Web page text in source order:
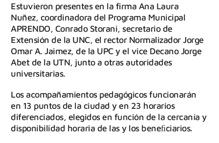
Estuvieron presentes en la firma Ana Laura
Nuñez, coordinadora del Programa Municipal
APRENDO, Conrado Storani, secretario de
Extensión de la UNC, el rector Normalizador Jorge
Omar A. Jaimez, de la UPC y el vice Decano Jorge
Abet de la UTN, junto a otras autoridades
universitarias.
Los acompañamientos pedagógicos funcionarán
en 13 puntos de la ciudad y en 23 horarios
diferenciados, elegidos en función de la cercanía y
disponibilidad horaria de las y los beneﬁciarios.